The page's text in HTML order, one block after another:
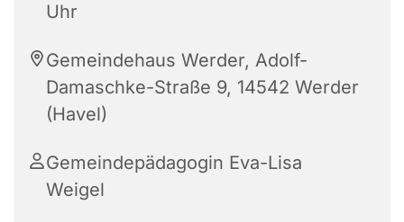
Uhr
Gemeindehaus Werder, Adolf-
Damaschke-Straße 9, 14542 Werder
(Havel)
Gemeindepädagogin Eva-Lisa
Weigel